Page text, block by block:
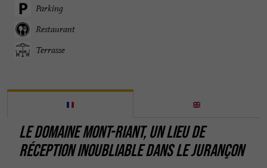
Parking
Restaurant
Terrasse
LE DOMAINE MONT-RIANT, UN LIEU DE
RÉCEPTION INOUBLIABLE DANS LE JURANÇON